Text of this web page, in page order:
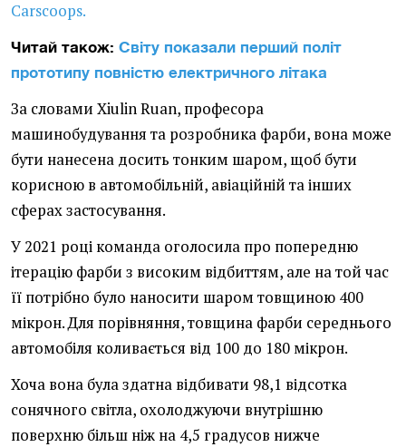
Сarscoops.
Читай також: Світу показали перший політ
прототипу повністю електричного літака
За словами Xiulin Ruan, професора
машинобудування та розробника фарби, вона може
бути нанесена досить тонким шаром, щоб бути
корисною в автомобільній, авіаційній та інших
сферах застосування.
У 2021 році команда оголосила про попередню
ітерацію фарби з високим відбиттям, але на той час
її потрібно було наносити шаром товщиною 400
мікрон. Для порівняння, товщина фарби середнього
автомобіля коливається від 100 до 180 мікрон.
Хоча вона була здатна відбивати 98,1 відсотка
сонячного світла, охолоджуючи внутрішню
поверхню більш ніж на 4,5 градусов нижче